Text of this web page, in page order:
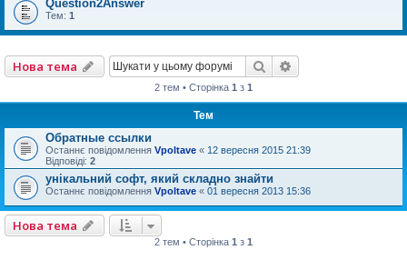
Question2Answer
Тем: 1
Нова тема Пошук
2 тем • Сторінка 1 з 1
Тем
Обратные ссылки
Останнє повідомлення Vpoltave « 12 вересня 2015 21:39
Відповіді: 2
унікальний софт, який складно знайти
Останнє повідомлення Vpoltave « 01 вересня 2013 15:36
Нова тема
2 тем • Сторінка 1 з 1